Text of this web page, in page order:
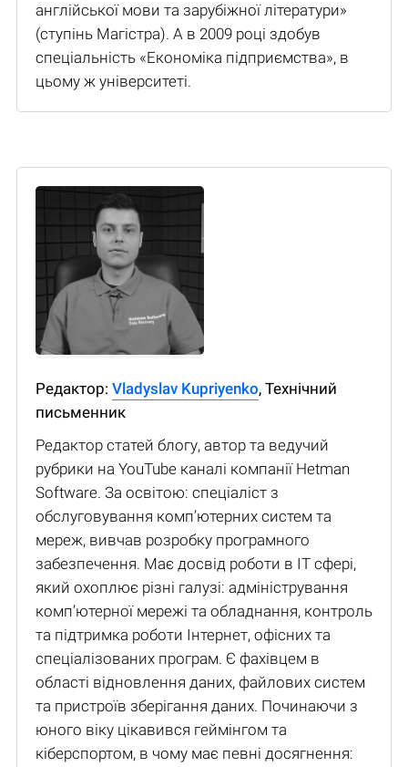
англійської мови та зарубіжної літератури»
(ступінь Магістра). А в 2009 році здобув
спеціальність «Економіка підприємства», в
цьому ж університеті.
Редактор: Vladyslav Kupriyenko, Технічний
письменник
Редактор статей блогу, автор та ведучий
рубрики на YouTube каналі компанії Hetman
Software. За освітою: спеціаліст з
обслуговування комп’ютерних систем та
мереж, вивчав розробку програмного
забезпечення. Має досвід роботи в IT сфері,
який охоплює різні галузі: адміністрування
комп’ютерної мережі та обладнання, контроль
та підтримка роботи Інтернет, офісних та
спеціалізованих програм. Є фахівцем в
області відновлення даних, файлових систем
та пристроїв зберігання даних. Починаючи з
юного віку цікавився геймінгом та
кіберспортом, в чому має певні досягнення: